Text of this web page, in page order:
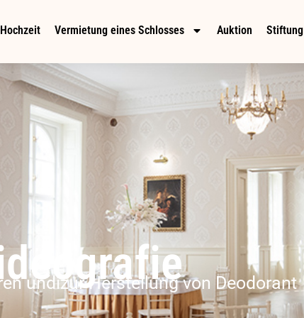
Hochzeit Vermietung eines Schlosses Auktion Stiftung
undizur Herstellung von Deodorant